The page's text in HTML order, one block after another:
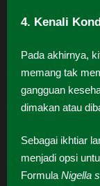
4. Kenali
Pada akhirnya,
memang tak
gangguan
dimakan atau
Sebagai ikhtiar
menjadi opsi
Formula Nigella